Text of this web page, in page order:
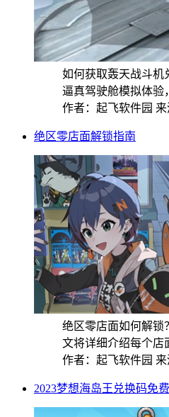
如何获取轰天战斗机
逼真驾驶舱模拟体验
作者：起飞软件园
绝区零店面解锁指南
绝区零店面如何解锁
文将详细介绍每个店
作者：起飞软件园
2023梦想海岛王兑换码免